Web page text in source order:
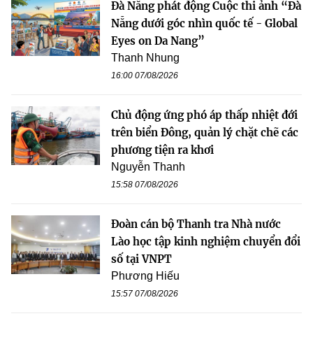
Đà Nẵng phát động Cuộc thi ảnh “Đà
Nẵng dưới góc nhìn quốc tế - Global
Eyes on Da Nang”
Thanh Nhung
16:00 07/08/2026
Chủ động ứng phó áp thấp nhiệt đới
trên biển Đông, quản lý chặt chẽ các
phương tiện ra khơi
Nguyễn Thanh
15:58 07/08/2026
Đoàn cán bộ Thanh tra Nhà nước
Lào học tập kinh nghiệm chuyển đổi
số tại VNPT
Phương Hiếu
15:57 07/08/2026